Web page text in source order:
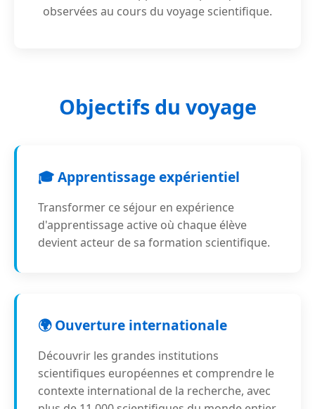
observées au cours du voyage scientifique.
Objectifs du voyage
🎓 Apprentissage expérientiel
Transformer ce séjour en expérience
d'apprentissage active où chaque élève
devient acteur de sa formation scientifique.
🌍 Ouverture internationale
Découvrir les grandes institutions
scientifiques européennes et comprendre le
contexte international de la recherche, avec